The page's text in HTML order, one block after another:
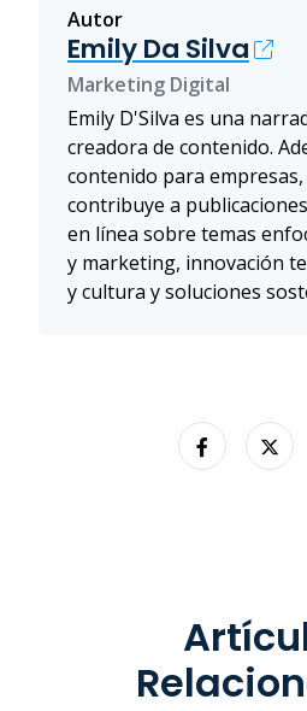
Autor
Emily Da Silva
Marketing Digital
Emily D'Silva es una
creadora de contenido.
contenido para
contribuye a
en línea sobre temas
y marketing, innovación
y cultura y soluciones